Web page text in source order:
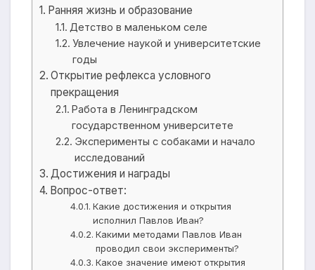
Ранняя жизнь и образование
Детство в маленьком селе
Увлечение наукой и университетские
годы
Открытие рефлекса условного
прекращения
Работа в Ленинградском
государственном университете
Эксперименты с собаками и начало
исследований
Достижения и награды
Вопрос-ответ:
Какие достижения и открытия
исполнил Павлов Иван?
Какими методами Павлов Иван
проводил свои эксперименты?
Какое значение имеют открытия